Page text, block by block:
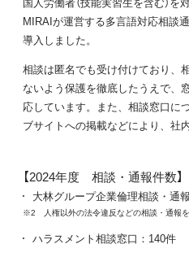
MIRAIが運営する多言語対応相談
導入しました。
相談は匿名でも受け付けており、
ないよう保護を徹底したうえで、
応しています。また、相談窓口に
ブサイトへの掲載などにより、社
【2024年度 相談・通報件数】
大林グループ企業倫理相談・通
※2 人権以外の法令違反などの相談・通報
ハラスメント相談窓口：140件